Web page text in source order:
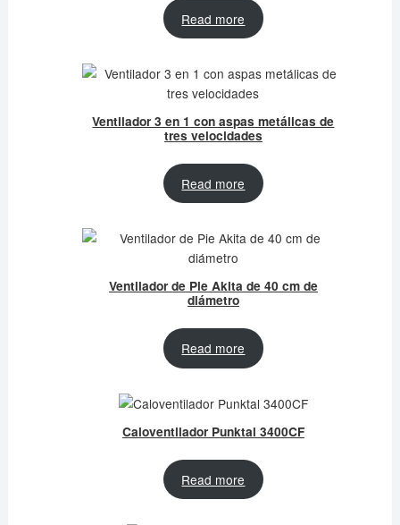
Read more
Ventilador 3 en 1 con aspas metálicas de
tres velocidades
Read more
Ventilador de Pie Akita de 40 cm de
diámetro
Read more
Caloventilador Punktal 3400CF
Read more